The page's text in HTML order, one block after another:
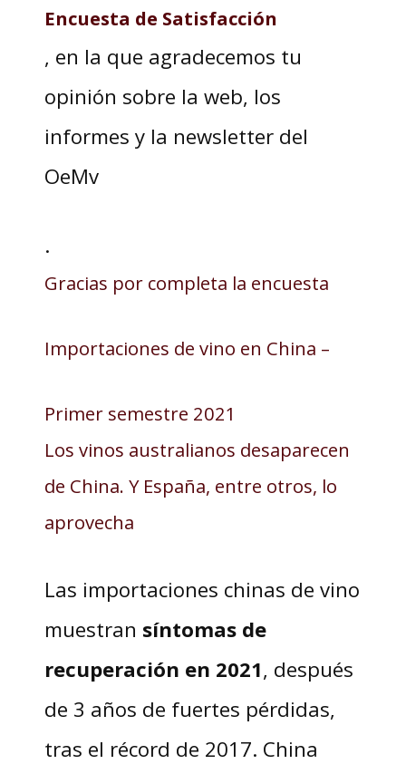
Encuesta de Satisfacción
, en la que agradecemos tu
opinión sobre la web, los
informes y la newsletter del
OeMv
.
Gracias por completa la encuesta
Importaciones de vino en China –
Primer semestre 2021
Los vinos australianos desaparecen
de China. Y España, entre otros, lo
aprovecha
Las importaciones chinas de vino
muestran síntomas de
recuperación en 2021, después
de 3 años de fuertes pérdidas,
tras el récord de 2017. China